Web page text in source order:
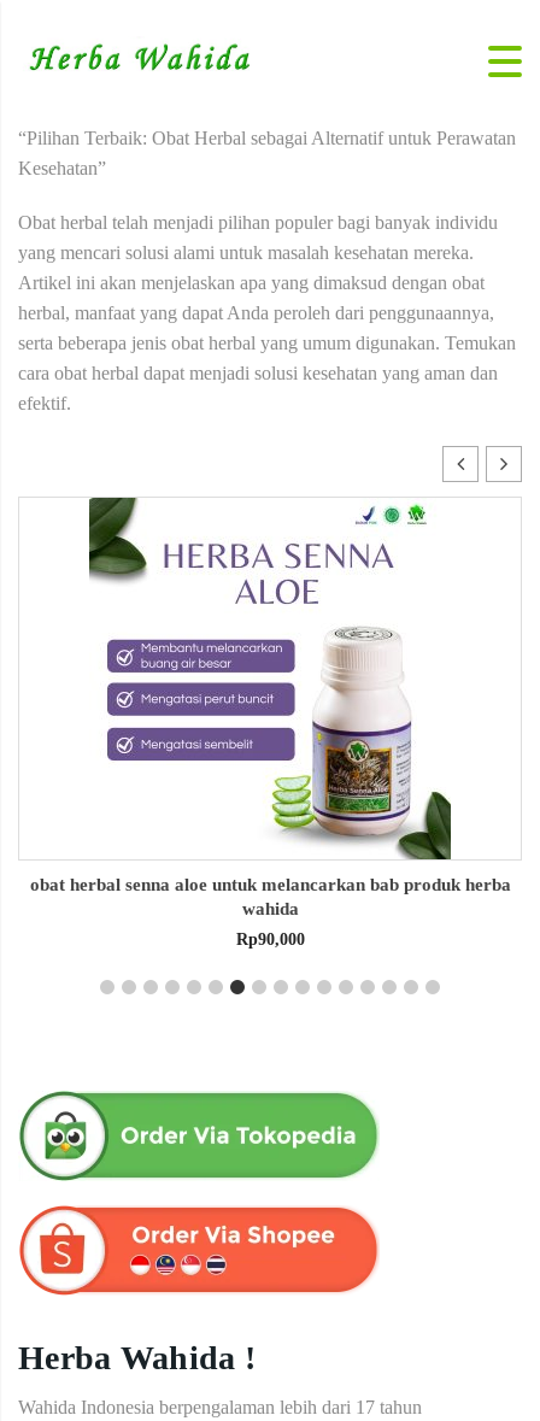
“Pilihan Terbaik: Obat Herbal sebagai Alternatif untuk Perawatan
Kesehatan”
Obat herbal telah menjadi pilihan populer bagi banyak individu
yang mencari solusi alami untuk masalah kesehatan mereka.
Artikel ini akan menjelaskan apa yang dimaksud dengan obat
herbal, manfaat yang dapat Anda peroleh dari penggunaannya,
serta beberapa jenis obat herbal yang umum digunakan. Temukan
cara obat herbal dapat menjadi solusi kesehatan yang aman dan
efektif.
obat herbal senna aloe untuk melancarkan bab produk herba
wahida
Rp90,000
Herba Wahida !
Wahida Indonesia berpengalaman lebih dari 17 tahun